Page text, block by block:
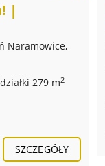
|
Naramowice,
279 m2
SZCZEGÓŁY